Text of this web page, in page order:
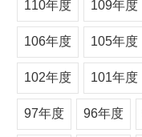
110年度 109年度
106年度 105年度
102年度 101年度
97年度 96年度